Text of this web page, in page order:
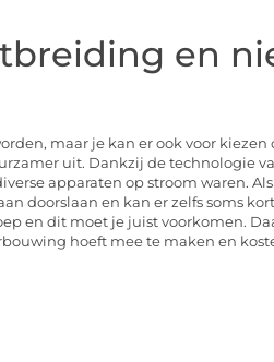
en
maar je kan er ook voor
uit. Dankzij de technologie
apparaten op stroom waren.
doorslaan en kan er zelfs soms
en dit moet je juist voorkomen.
hoeft mee te maken en